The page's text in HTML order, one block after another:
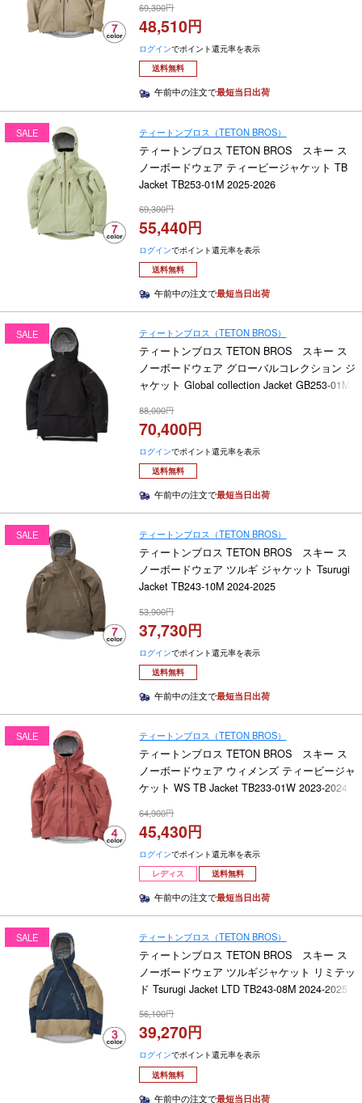
69,300
48,510
ログインでポイント還元率を表示
送料無料
午前中の注文で最短当日出荷
SALE ティートンブロス（TETON BROS）
ティートンブロス TETON BROS スキー ス
ノーボードウェア ティービージャケット TB
Jacket TB253-01M 2025-2026
69,300
55,440
ログインでポイント還元率を表示
送料無料
午前中の注文で最短当日出荷
SALE ティートンブロス（TETON BROS）
ティートンブロス TETON BROS スキー ス
ノーボードウェア グローバルコレクション ジ
ャケット Global collection Jacket GB253-01M
88,000
70,400
ログインでポイント還元率を表示
送料無料
午前中の注文で最短当日出荷
SALE ティートンブロス（TETON BROS）
ティートンブロス TETON BROS スキー ス
ノーボードウェア ツルギ ジャケット Tsurugi
Jacket TB243-10M 2024-2025
53,900
37,730
ログインでポイント還元率を表示
送料無料
午前中の注文で最短当日出荷
SALE ティートンブロス（TETON BROS）
ティートンブロス TETON BROS スキー ス
ノーボードウェア ウィメンズ ティービージャ
ケット WS TB Jacket TB233-01W 2023-2024
64,900
45,430
ログインでポイント還元率を表示
レディス
送料無料
午前中の注文で最短当日出荷
SALE ティートンブロス（TETON BROS）
ティートンブロス TETON BROS スキー ス
ノーボードウェア ツルギジャケット リミテッ
ド Tsurugi Jacket LTD TB243-08M 2024-2025
56,100
39,270
ログインでポイント還元率を表示
送料無料
午前中の注文で最短当日出荷